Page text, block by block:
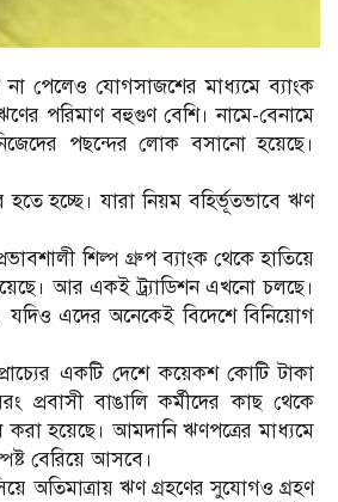
না পেলেও যোগসাজশের মাধ্যমে ব্যাংক
পরিমাণ বহুগুণ বেশি। নামে-বেনামে
পছন্দের লোক বসানো হয়েছে।
হচ্ছে। যারা নিয়ম বহির্ভূতভাবে ঋণ
শিল্প গ্রুপ ব্যাংক থেকে হাতিয়ে
আর একই ট্র্যাডিশন এখনো চলছে।
যদিও এদের অনেকেই বিদেশে বিনিয়োগ
একটি দেশে কয়েকশ কোটি টাকা
প্রবাসী বাঙালি কর্মীদের কাছ থেকে
করা হয়েছে। আমদানি ঋণপত্রের মাধ্যমে
বেরিয়ে আসবে।
অতিমাত্রায় ঋণ গ্রহণের সুযোগও গ্রহণ